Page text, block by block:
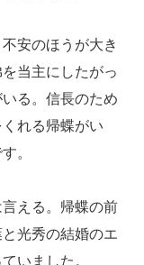
安のほうが大き
当主にしたがっ
る。信長のため
れる帰蝶がい
。
える。帰蝶の前
光秀の結婚のエ
いました。